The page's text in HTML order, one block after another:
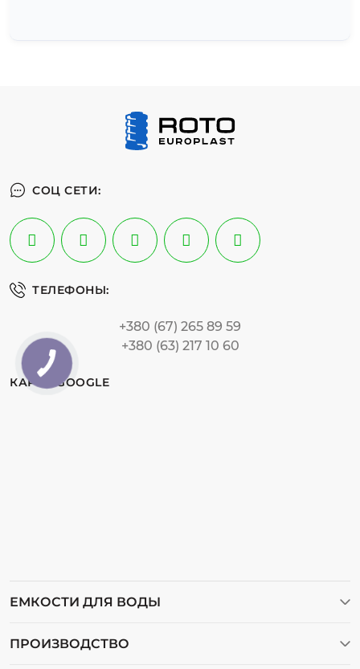
СОЦ СЕТИ:
ТЕЛЕФОНЫ:
+380 (67) 265 89 59
+380 (63) 217 10 60
КАРТА GOOGLE
ЕМКОСТИ ДЛЯ ВОДЫ
ПРОИЗВОДСТВО